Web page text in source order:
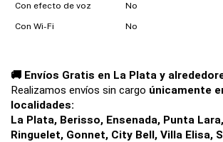
Con efecto de voz No
Con Wi-Fi No
🚚 Envíos Gratis en La Plata y
Realizamos envíos sin cargo únicamente
localidades:
La Plata, Berisso, Ensenada, Punta
Ringuelet, Gonnet, City Bell, Villa Elisa,